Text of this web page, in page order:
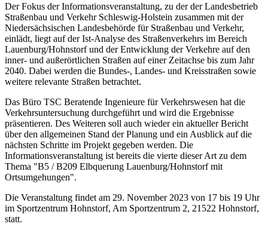
Der Fokus der Informationsveranstaltung, zu der der Landesbetrieb
Straßenbau und Verkehr Schleswig-Holstein zusammen mit der
Niedersächsischen Landesbehörde für Straßenbau und Verkehr,
einlädt, liegt auf der Ist-Analyse des Straßenverkehrs im Bereich
Lauenburg/Hohnstorf und der Entwicklung der Verkehre auf den
inner- und außerörtlichen Straßen auf einer Zeitachse bis zum Jahr
2040. Dabei werden die Bundes-, Landes- und Kreisstraßen sowie
weitere relevante Straßen betrachtet.
Das Büro TSC Beratende Ingenieure für Verkehrswesen hat die
Verkehrsuntersuchung durchgeführt und wird die Ergebnisse
präsentieren. Des Weiteren soll auch wieder ein aktueller Bericht
über den allgemeinen Stand der Planung und ein Ausblick auf die
nächsten Schritte im Projekt gegeben werden. Die
Informationsveranstaltung ist bereits die vierte dieser Art zu dem
Thema "B5 / B209 Elbquerung Lauenburg/Hohnstorf mit
Ortsumgehungen".
Die Veranstaltung findet am 29. November 2023 von 17 bis 19 Uhr
im Sportzentrum Hohnstorf, Am Sportzentrum 2, 21522 Hohnstorf,
statt.